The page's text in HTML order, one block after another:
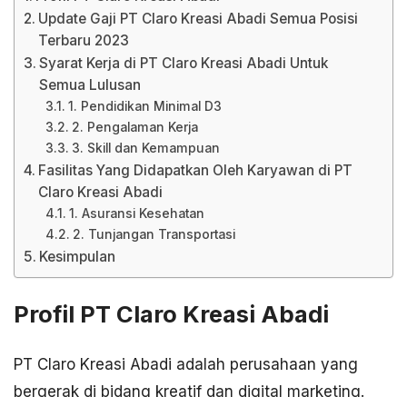
Update Gaji PT Claro Kreasi Abadi Semua Posisi
Terbaru 2023
Syarat Kerja di PT Claro Kreasi Abadi Untuk
Semua Lulusan
1. Pendidikan Minimal D3
2. Pengalaman Kerja
3. Skill dan Kemampuan
Fasilitas Yang Didapatkan Oleh Karyawan di PT
Claro Kreasi Abadi
1. Asuransi Kesehatan
2. Tunjangan Transportasi
Kesimpulan
Profil PT Claro Kreasi Abadi
PT Claro Kreasi Abadi adalah perusahaan yang
bergerak di bidang kreatif dan digital marketing.